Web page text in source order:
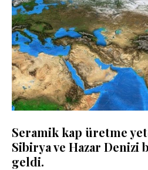
Seramik kap üretme
Sibirya ve Hazar Denizi
geldi.